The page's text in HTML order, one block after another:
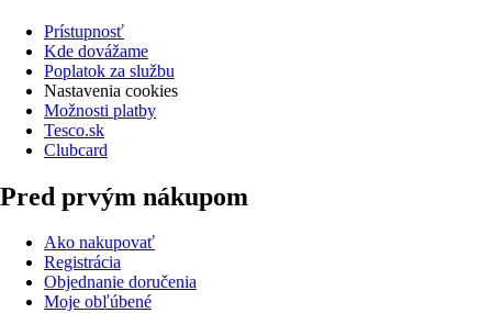
Prístupnosť
Kde dovážame
Poplatok za službu
Nastavenia cookies
Možnosti platby
Tesco.sk
Clubcard
Pred prvým nákupom
Ako nakupovať
Registrácia
Objednanie doručenia
Moje obľúbené